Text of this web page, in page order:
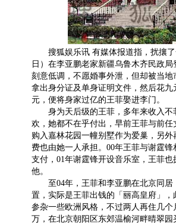
搜狐娱乐讯 有媒体报道指，扰攘了
日）在李亚鹏老家新疆乌鲁木齐民政
刻意低调，不愿婚事外泄，但却被当
拿出身分证及单身证明文件，然后花
元，便将身家过亿的王菲娶进李门。
身为天后级的王菲，多年来收入不
欢，她都不在乎付出，早前王菲与前
购入嘉林花园一幢别墅作为爱巢，另
费也由她一人承担。00年王菲与谢霆
支付，01年谢霆锋开设音乐室，王菲
他。
至04年，王菲和李亚鹏在北京同居
置，实际是王菲出钱的「丽高皇府」
参杂一些欧洲风格，不过两人再住几
万，在北京朝阳区东郊温榆河畔晴翠